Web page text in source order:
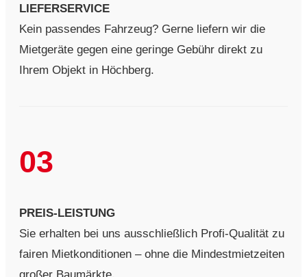
LIEFERSERVICE
Kein passendes Fahrzeug? Gerne liefern wir die
Mietgeräte gegen eine geringe Gebühr direkt zu
Ihrem Objekt in Höchberg.
03
PREIS-LEISTUNG
Sie erhalten bei uns ausschließlich Profi-Qualität zu
fairen Mietkonditionen – ohne die Mindestmietzeiten